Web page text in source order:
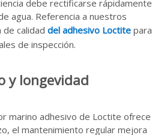
debe rectificarse rápidamente
agua. Referencia a nuestros
calidad del adhesivo Loctite para
de inspección.
y longevidad
marino adhesivo de Loctite ofrece
el mantenimiento regular mejora